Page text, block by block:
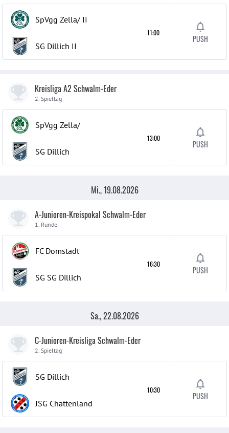
SpVgg Zella/ II
SG Dillich II
11:00
PUSH
Kreisliga A2 Schwalm-Eder
2. Spieltag
SpVgg Zella/
SG Dillich
13:00
PUSH
Mi., 19.08.2026
A-Junioren-Kreispokal Schwalm-Eder
1. Runde
FC Domstadt
SG SG Dillich
16:30
PUSH
Sa., 22.08.2026
C-Junioren-Kreisliga Schwalm-Eder
2. Spieltag
SG Dillich
JSG Chattenland
10:30
PUSH